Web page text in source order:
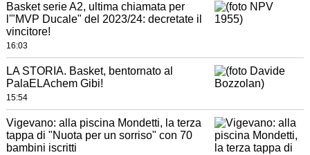
Basket serie A2, ultima chiamata per
l'"MVP Ducale" del 2023/24: decretate il
vincitore!
16:03
LA STORIA. Basket, bentornato al
PalaELAchem Gibi!
15:54
Vigevano: alla piscina Mondetti, la terza
tappa di "Nuota per un sorriso" con 70
bambini iscritti